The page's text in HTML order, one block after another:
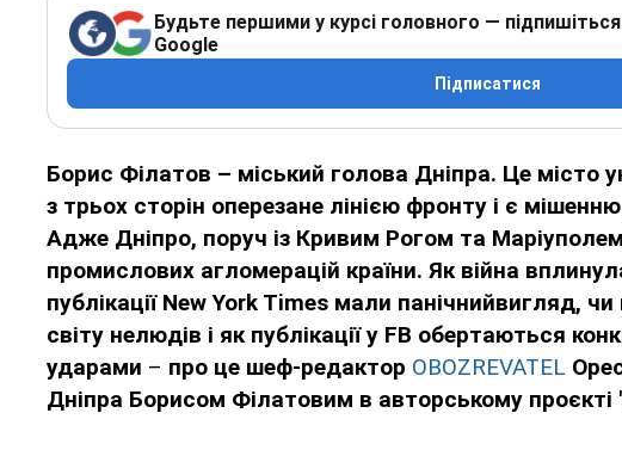
Будьте першими у курсі головного —
Google
Підписатися
Борис Філатов – міський голова Дніпра. Це місто
з трьох сторін оперезане лінією фронту і є
Адже Дніпро, поруч із Кривим Рогом та
промислових агломерацій країни. Як війна
публікації New York Times мали панічнийвигляд,
світу нелюдів і як публікації у FB обертаються
ударами – про це шеф-редактор OBOZREVATEL
Дніпра Борисом Філатовим в авторському проєкті